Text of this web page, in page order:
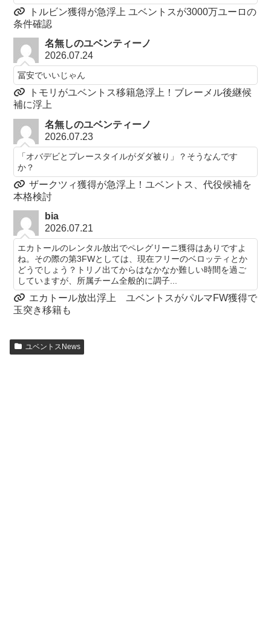
トルビン獲得が急浮上 ユベントスが3000万ユーロの
条件確認
名無しのユベンティーノ
2026.07.24
冨安でいいじゃん
トモリがユベントス移籍急浮上！ブレーメル後継候
補に浮上
名無しのユベンティーノ
2026.07.23
「オバデビとプレースタイルがダダ被り」？そうなんです
か？
ザークツィ獲得が急浮上！ユベントス、代役候補を
本格検討
bia
2026.07.21
エカトールのレンタル放出でペレグリーニ獲得はありですよ
ね。その際の第3FWとしては、現在フリーのベロッティとか
どうでしょう？トリノ出てからはなかなか難しい時間を過ご
していますが、所属チーム全般的に調子...
エカトール放出浮上 ユベントスがパルマFW獲得で
玉突き移籍も
ユベントスNews